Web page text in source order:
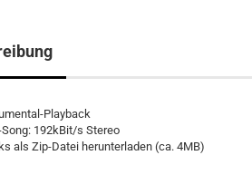
Playback
Song: 192kBit/s Stereo
als Zip-Datei herunterladen (ca. 4MB)